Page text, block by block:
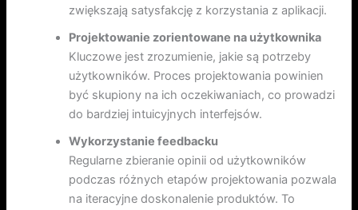
zwiększają satysfakcję z korzystania z aplikacji.
Projektowanie zorientowane na użytkownika
Kluczowe jest zrozumienie, jakie są potrzeby
użytkowników. Proces projektowania powinien
być skupiony na ich oczekiwaniach, co prowadzi
do bardziej intuicyjnych interfejsów.
Wykorzystanie feedbacku
Regularne zbieranie opinii od użytkowników
podczas różnych etapów projektowania pozwala
na iteracyjne doskonalenie produktów. To